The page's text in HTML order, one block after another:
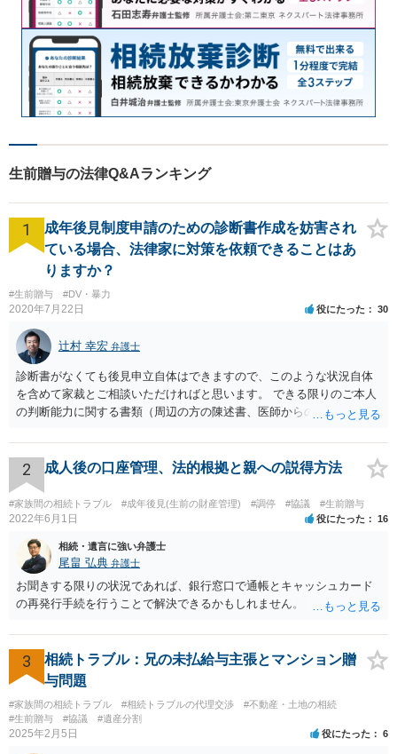
生前贈与の法律Q&Aランキング
1
成年後見制度申請のための診断書作成を妨害され
ている場合、法律家に対策を依頼できることはあ
りますか？
#生前贈与 #DV・暴力
2020年7月22日 役にたった 30
辻村 幸宏 弁護士
診断書がなくても後見申立自体はできますので、このような状況自体
を含めて家裁とご相談いただければと思います。 できる限りのご本人
の判断能力に関する書類（周辺の方の陳述書、医師からの聴取書等）
をしていただければそこから先は進むのではないかと存じます。 ま
た、Aさんの意向を酌みすぎるあまりに後見申立ができない状況にして
いる施設の問題もありますので、当該地域の地域包括支援センターに
ご相談されるのもひとつの方法です。
2 成人後の口座管理、法的根拠と親への説得方法
#家族間の相続トラブル #成年後見(生前の財産管理) #調停 #協議 #生前贈与
2022年6月1日 役にたった 16
相続・遺言に強い弁護士
尾畠 弘典 弁護士
お聞きする限りの状況であれば、銀行窓口で通帳とキャッシュカード
の再発行手続を行うことで解決できるかもしれません。
3
相続トラブル：兄の未払給与主張とマンション贈
与問題
#家族間の相続トラブル #相続トラブルの代理交渉
#不動産・土地の相続
#生前贈与
#協議 #遺産分割
2025年2月5日 役にたった 6